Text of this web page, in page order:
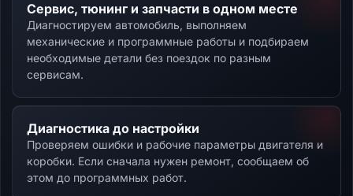
Сервис, тюнинг и запчасти в одном месте
Диагностируем автомобиль, выполняем
механические и программные работы и подбираем
необходимые детали без поездок по разным
сервисам.
Диагностика до настройки
Проверяем ошибки и рабочие параметры двигателя и
коробки. Если сначала нужен ремонт, сообщаем об
этом до программных работ.